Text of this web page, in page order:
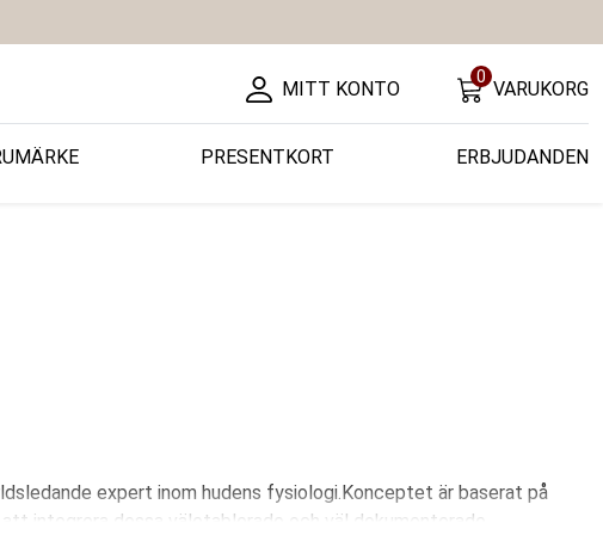
MITT KONTO
0
VARUKORG
PRESENTKORT ERBJUDANDEN
expert inom hudens fysiologi.Konceptet är baserat på
att integrera dessa väletablerade och väl dokumenterade